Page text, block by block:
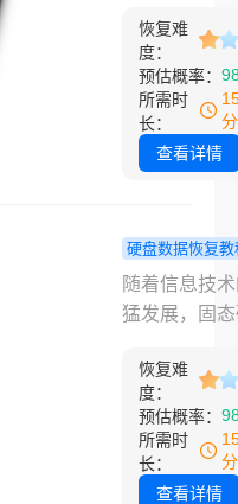
抖。我跟他
慌，格式化
盘数据如何
这事儿我帮
过不止一次
你！
个关键环节
而，有时候
作失误、病
或软件故障
因，我们可
下，数据恢
尤为紧迫和
那么磁盘被
如何恢复呢
将详细介绍
删除后的数
方法，帮助
能挽回宝贵
和信息。
恢复难
度：
预估概率：
所需时
长：
查看详情
硬盘数据恢复教
态硬盘怎么
数据？可以
法！
随着信息技
猛发展，固
SSD）因其
读写速度、
能和低能耗
点，逐渐成
电脑和服务
恢复难
度：
预估概率：
所需时
长：
查看详情